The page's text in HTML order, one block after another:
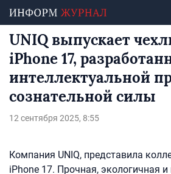
UNIQ выпускает
iPhone 17,
интеллектуальной
сознательной силы
12 сентября 2025, 8:55
Компания UNIQ, представила
iPhone 17. Прочная, экологичная